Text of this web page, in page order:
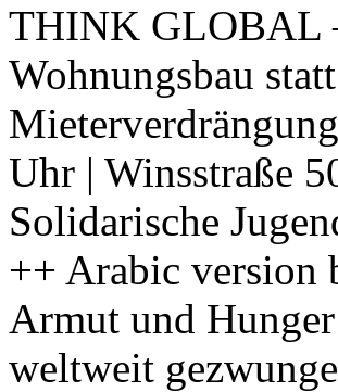
THINK GLOBAL
Wohnungsbau
Uhr | Winsstraße
Solidarische
++ Arabic version
Armut und
weltweit